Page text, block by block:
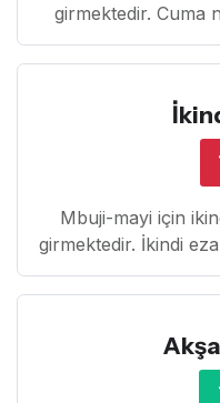
girmektedir. Cuma
Mbuji-mayi için
girmektedir. İkindi